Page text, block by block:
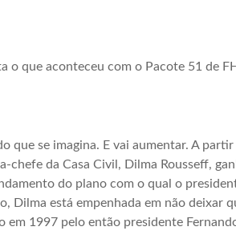
o que aconteceu com o Pacote 51 de
que se imagina. E vai aumentar. A
chefe da Casa Civil, Dilma Rousseff,
do plano com o qual o
Dilma está empenhada em não deixar
em 1997 pelo então presidente